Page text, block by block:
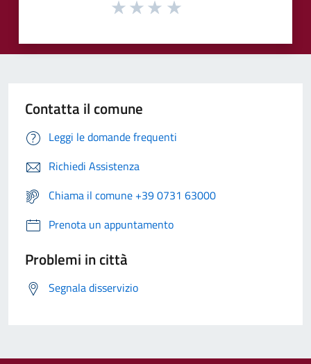
Contatta il comune
Leggi le domande frequenti
Richiedi Assistenza
Chiama il comune +39 0731 63000
Prenota un appuntamento
Problemi in città
Segnala disservizio